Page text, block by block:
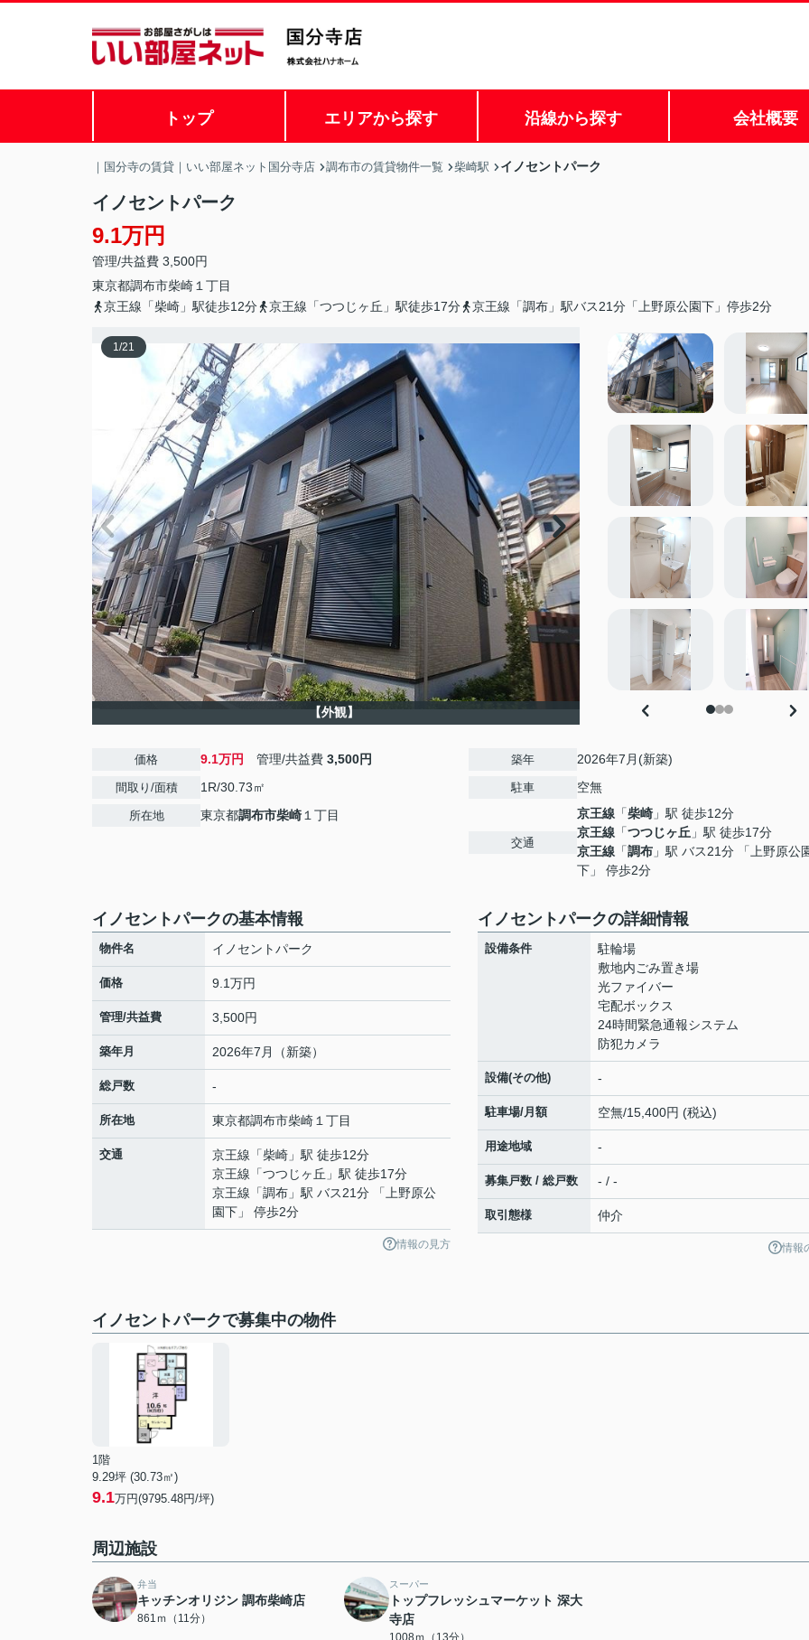
トップ エリアから探す 沿線から探す 会社概要
｜国分寺の賃貸｜いい部屋ネット国分寺店 調布市の賃貸物件一覧 柴崎駅 イノセントパーク
イノセントパーク
9.1万円
管理/共益費 3,500円
東京都調布市柴崎 １丁目
京王線「柴崎」駅徒歩12分
京王線「つつじヶ丘」駅徒歩17分 京王線「調布」駅バス21分「上野原公園下」停歩2分
1/21
【外観】
価格 9.1万円 管理/共益費 3,500円
間取り/面積 1R/30.73㎡
所在地 東京都調布市柴崎 １丁目
築年 2026年7月(新築)
駐車 空無
交通
京王線 「柴崎 」駅 徒歩12分
京王線 「つつじヶ丘 」駅 徒歩17分
京王線 「調布 」駅 バス21分 「上野原公
下」 停歩2分
イノセントパークの基本情報
物件名 イノセントパーク
価格 9.1万円
管理/共益費 3,500円
築年月 2026年7月（新築）
総戸数 -
所在地 東京都調布市柴崎 １丁目
交通 京王線 「柴崎 」駅 徒歩12分
京王線 「つつじヶ丘 」駅 徒歩17分
京王線 「調布 」駅 バス21分 「上野原公
園下」 停歩2分
情報の見方
イノセントパークの詳細情報
設備条件
駐輪場
敷地内ごみ置き場
光ファイバー
宅配ボックス
24時間緊急通報システム
防犯カメラ
設備(その他) -
駐車場/月額 空無/15,400円 (税込)
用途地域 -
募集戸数 / 総戸数 - / -
取引態様 仲介
情報
イノセントパークで募集中の物件
1階
9.29坪 (30.73㎡)
9.1万円(9795.48円/坪)
周辺施設
弁当
キッチンオリジン 調布柴崎店
861ｍ（11分）
スーパー
トップフレッシュマーケット 深大
寺店
1008ｍ（13分）